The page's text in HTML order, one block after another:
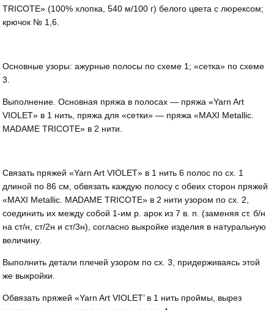
TRICOTE» (100% хлопка, 540 м/100 г) белого цвета с люрексом;
крючок № 1,6.
Основные узоры: ажурные полосы по схеме 1; «сетка» по схеме
3.
Выполнение. Основная пряжа в полосах — пряжа «Yarn Art
VIOLET» в 1 нить, пряжа для «сетки» — пряжа «MAXI Metallic.
MADAME TRICOTE» в 2 нити.
Связать пряжей «Yarn Art VIOLET» в 1 нить 6 полос по сx. 1
длиной по 86 см, обвязать каждую полосу с обеих сторон пряжей
«MAXI Metallic. MADAME TRICOTE» в 2 нити узором по сх. 2,
соединить их между собой 1-им р. арок из 7 в. п. (заменяя ст. б/н
на ст/н, ст/2н и ст/3н), согласно выкройке изделия в натуральную
величину.
Выполнить детали плечей узором по сх. 3, придерживаясь этой
же выкройки.
Обвязать пряжей «Yarn Art VIOLET’ в 1 нить проймы, вырез